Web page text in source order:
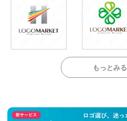
もっとみる